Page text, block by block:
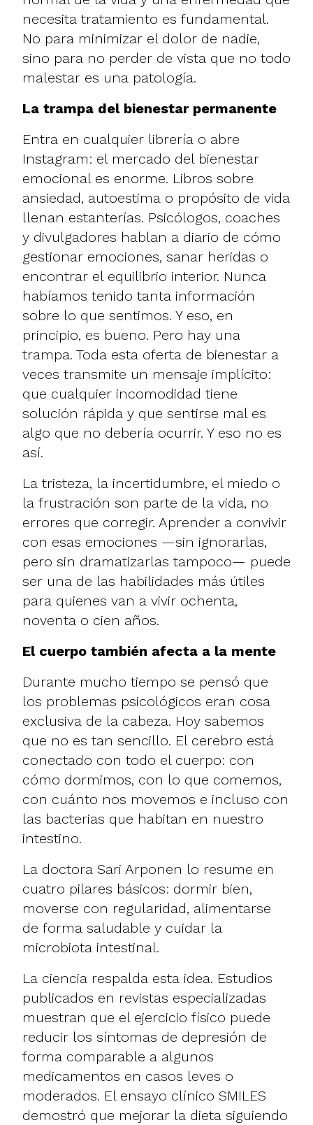
necesita tratamiento es fundamental.
No para minimizar el dolor de nadie,
sino para no perder de vista que no todo
malestar es una patología.
La trampa del bienestar permanente
Entra en cualquier librería o abre
Instagram: el mercado del bienestar
emocional es enorme. Libros sobre
ansiedad, autoestima o propósito de vida
llenan estanterías. Psicólogos, coaches
y divulgadores hablan a diario de cómo
gestionar emociones, sanar heridas o
encontrar el equilibrio interior. Nunca
habíamos tenido tanta información
sobre lo que sentimos. Y eso, en
principio, es bueno. Pero hay una
trampa. Toda esta oferta de bienestar a
veces transmite un mensaje implícito:
que cualquier incomodidad tiene
solución rápida y que sentirse mal es
algo que no debería ocurrir. Y eso no es
así.
La tristeza, la incertidumbre, el miedo o
la frustración son parte de la vida, no
errores que corregir. Aprender a convivir
con esas emociones —sin ignorarlas,
pero sin dramatizarlas tampoco— puede
ser una de las habilidades más útiles
para quienes van a vivir ochenta,
noventa o cien años.
El cuerpo también afecta a la mente
Durante mucho tiempo se pensó que
los problemas psicológicos eran cosa
exclusiva de la cabeza. Hoy sabemos
que no es tan sencillo. El cerebro está
conectado con todo el cuerpo: con
cómo dormimos, con lo que comemos,
con cuánto nos movemos e incluso con
las bacterias que habitan en nuestro
intestino.
La doctora Sari Arponen lo resume en
cuatro pilares básicos: dormir bien,
moverse con regularidad, alimentarse
de forma saludable y cuidar la
microbiota intestinal.
La ciencia respalda esta idea. Estudios
publicados en revistas especializadas
muestran que el ejercicio físico puede
reducir los síntomas de depresión de
forma comparable a algunos
medicamentos en casos leves o
moderados. El ensayo clínico SMILES
demostró que mejorar la dieta siguiendo